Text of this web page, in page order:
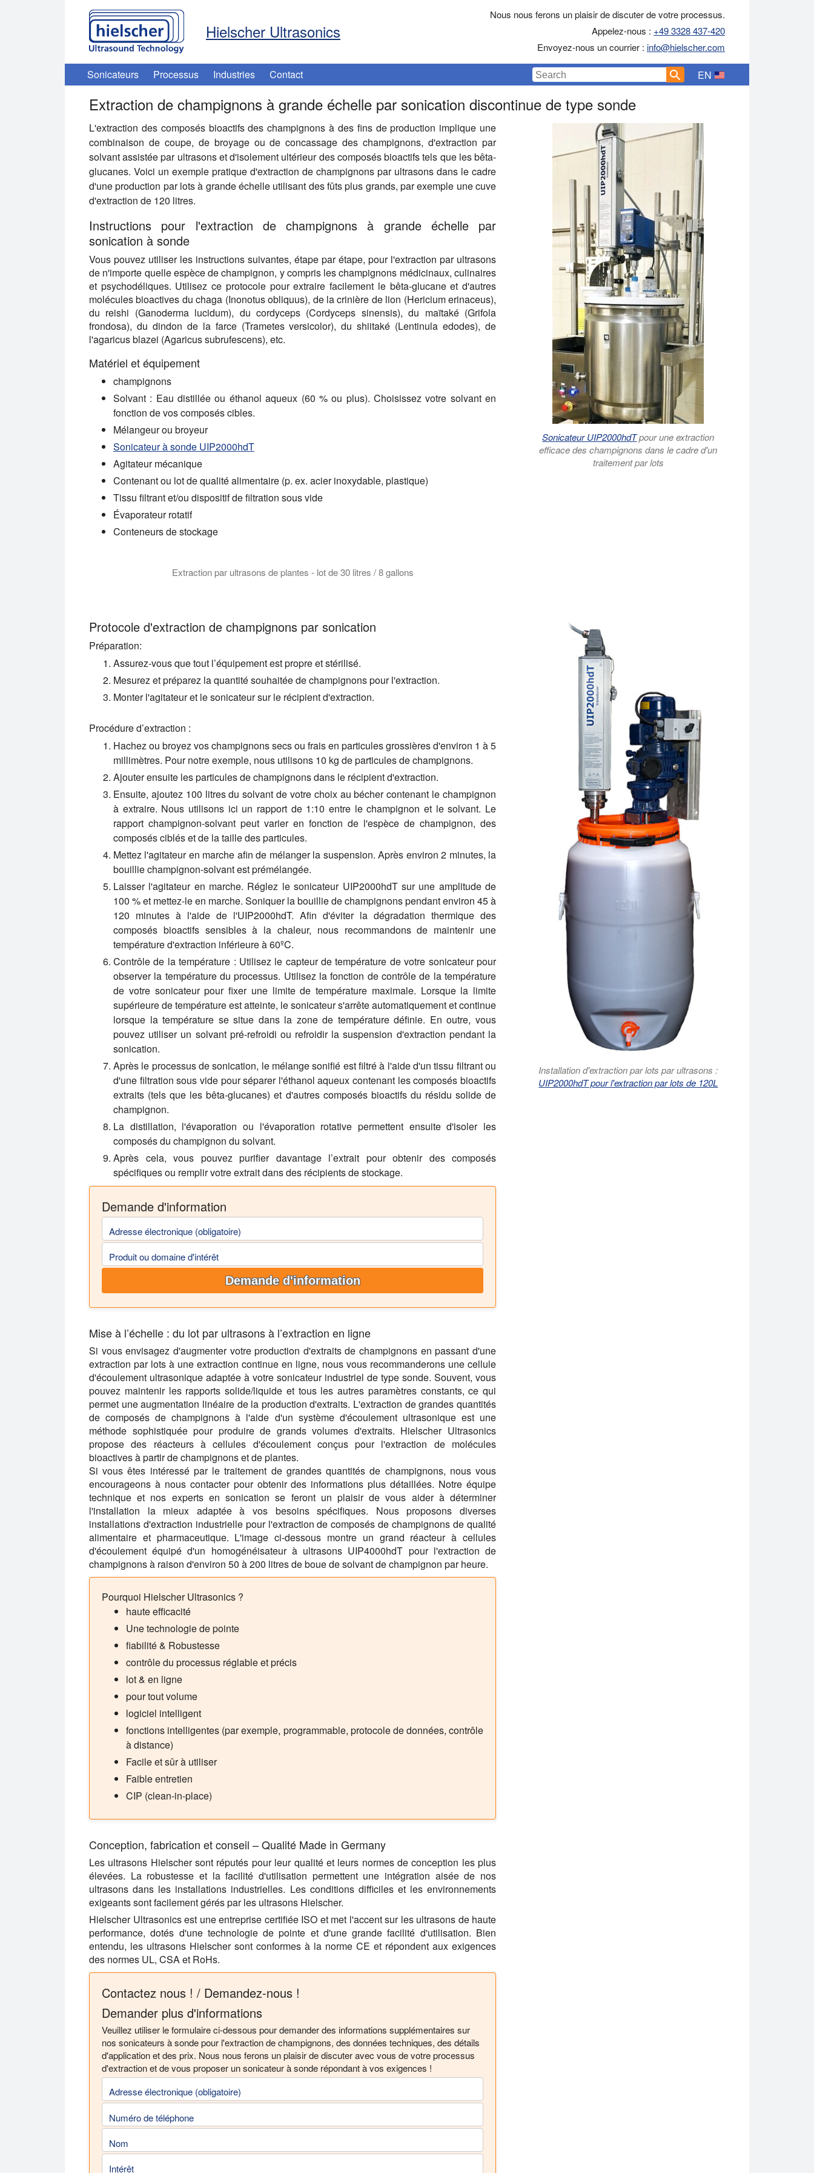
Hielscher Ultrasonics
Nous nous ferons un plaisir de discuter de votre processus.
Appelez-nous : +49 3328 437-420
Envoyez-nous un courrier : info@hielscher.com
Sonicateurs Processus Industries Contact EN
Extraction de champignons à grande échelle par sonication discontinue de type sonde
L'extraction des composés bioactifs des champignons à des fins de production implique une
combinaison de coupe, de broyage ou de concassage des champignons, d'extraction par
solvant assistée par ultrasons et d'isolement ultérieur des composés bioactifs tels que les bêta-
glucanes. Voici un exemple pratique d'extraction de champignons par ultrasons dans le cadre
d'une production par lots à grande échelle utilisant des fûts plus grands, par exemple une cuve
d'extraction de 120 litres.
Instructions pour l'extraction de champignons à grande échelle par
sonication à sonde
Vous pouvez utiliser les instructions suivantes, étape par étape, pour l'extraction par ultrasons
de n'importe quelle espèce de champignon, y compris les champignons médicinaux, culinaires
et psychodéliques. Utilisez ce protocole pour extraire facilement le bêta-glucane et d'autres
molécules bioactives du chaga (Inonotus obliquus), de la crinière de lion (Hericium erinaceus),
du reishi (Ganoderma lucidum), du cordyceps (Cordyceps sinensis), du maïtaké (Grifola
frondosa), du dindon de la farce (Trametes versicolor), du shiitaké (Lentinula edodes), de
l'agaricus blazei (Agaricus subrufescens), etc.
Matériel et équipement
champignons
Solvant : Eau distillée ou éthanol aqueux (60 % ou plus). Choisissez votre solvant en
fonction de vos composés cibles.
Mélangeur ou broyeur
Sonicateur à sonde UIP2000hdT
Agitateur mécanique
Contenant ou lot de qualité alimentaire (p. ex. acier inoxydable, plastique)
Tissu filtrant et/ou dispositif de filtration sous vide
Évaporateur rotatif
Conteneurs de stockage
Extraction par ultrasons de plantes - lot de 30 litres / 8 gallons
Sonicateur UIP2000hdTpour une extraction
efficace des champignons dans le cadre d'un
traitement par lots
Protocole d'extraction de champignons par sonication
Préparation:
Assurez-vous que tout l’équipement est propre et stérilisé.
Mesurez et préparez la quantité souhaitée de champignons pour l'extraction.
Monter l'agitateur et le sonicateur sur le récipient d'extraction.
Procédure d’extraction :
Hachez ou broyez vos champignons secs ou frais en particules grossières d'environ 1 à 5
millimètres. Pour notre exemple, nous utilisons 10 kg de particules de champignons.
Ajouter ensuite les particules de champignons dans le récipient d'extraction.
Ensuite, ajoutez 100 litres du solvant de votre choix au bécher contenant le champignon
à extraire. Nous utilisons ici un rapport de 1:10 entre le champignon et le solvant. Le
rapport champignon-solvant peut varier en fonction de l'espèce de champignon, des
composés ciblés et de la taille des particules.
Mettez l'agitateur en marche afin de mélanger la suspension. Après environ 2 minutes, la
bouillie champignon-solvant est prémélangée.
Laisser l'agitateur en marche. Réglez le sonicateur UIP2000hdT sur une amplitude de
100 % et mettez-le en marche. Soniquer la bouillie de champignons pendant environ 45 à
120 minutes à l'aide de l'UIP2000hdT. Afin d'éviter la dégradation thermique des
composés bioactifs sensibles à la chaleur, nous recommandons de maintenir une
température d'extraction inférieure à 60ºC.
Contrôle de la température : Utilisez le capteur de température de votre sonicateur pour
observer la température du processus. Utilisez la fonction de contrôle de la température
de votre sonicateur pour fixer une limite de température maximale. Lorsque la limite
supérieure de température est atteinte, le sonicateur s'arrête automatiquement et continue
lorsque la température se situe dans la zone de température définie. En outre, vous
pouvez utiliser un solvant pré-refroidi ou refroidir la suspension d'extraction pendant la
sonication.
Après le processus de sonication, le mélange sonifié est filtré à l'aide d'un tissu filtrant ou
d'une filtration sous vide pour séparer l'éthanol aqueux contenant les composés bioactifs
extraits (tels que les bêta-glucanes) et d'autres composés bioactifs du résidu solide de
champignon.
La distillation, l'évaporation ou l'évaporation rotative permettent ensuite d'isoler les
composés du champignon du solvant.
Après cela, vous pouvez purifier davantage l’extrait pour obtenir des composés
spécifiques ou remplir votre extrait dans des récipients de stockage.
Demande d'information
Adresse électronique (obligatoire)
Produit ou domaine d'intérêt
Demande d'information
Mise à l’échelle : du lot par ultrasons à l’extraction en ligne
Si vous envisagez d'augmenter votre production d'extraits de champignons en passant d'une
extraction par lots à une extraction continue en ligne, nous vous recommanderons une cellule
d'écoulement ultrasonique adaptée à votre sonicateur industriel de type sonde. Souvent, vous
pouvez maintenir les rapports solide/liquide et tous les autres paramètres constants, ce qui
permet une augmentation linéaire de la production d'extraits. L'extraction de grandes quantités
de composés de champignons à l'aide d'un système d'écoulement ultrasonique est une
méthode sophistiquée pour produire de grands volumes d'extraits. Hielscher Ultrasonics
propose des réacteurs à cellules d'écoulement conçus pour l'extraction de molécules
bioactives à partir de champignons et de plantes.
Si vous êtes intéressé par le traitement de grandes quantités de champignons, nous vous
encourageons à nous contacter pour obtenir des informations plus détaillées. Notre équipe
technique et nos experts en sonication se feront un plaisir de vous aider à déterminer
l'installation la mieux adaptée à vos besoins spécifiques. Nous proposons diverses
installations d'extraction industrielle pour l'extraction de composés de champignons de qualité
alimentaire et pharmaceutique. L'image ci-dessous montre un grand réacteur à cellules
d'écoulement équipé d'un homogénéisateur à ultrasons UIP4000hdT pour l'extraction de
champignons à raison d'environ 50 à 200 litres de boue de solvant de champignon par heure.
Pourquoi Hielscher Ultrasonics ?
haute efficacité
Une technologie de pointe
fiabilité & Robustesse
contrôle du processus réglable et précis
lot & en ligne
pour tout volume
logiciel intelligent
fonctions intelligentes (par exemple, programmable, protocole de données, contrôle
à distance)
Facile et sûr à utiliser
Faible entretien
CIP (clean-in-place)
Conception, fabrication et conseil – Qualité Made in Germany
Les ultrasons Hielscher sont réputés pour leur qualité et leurs normes de conception les plus
élevées. La robustesse et la facilité d'utilisation permettent une intégration aisée de nos
ultrasons dans les installations industrielles. Les conditions difficiles et les environnements
exigeants sont facilement gérés par les ultrasons Hielscher.
Hielscher Ultrasonics est une entreprise certifiée ISO et met l'accent sur les ultrasons de haute
performance, dotés d'une technologie de pointe et d'une grande facilité d'utilisation. Bien
entendu, les ultrasons Hielscher sont conformes à la norme CE et répondent aux exigences
des normes UL, CSA et RoHs.
Contactez nous ! / Demandez-nous !
Demander plus d'informations
Veuillez utiliser le formulaire ci-dessous pour demander des informations supplémentaires sur
nos sonicateurs à sonde pour l'extraction de champignons, des données techniques, des détails
d'application et des prix. Nous nous ferons un plaisir de discuter avec vous de votre processus
d'extraction et de vous proposer un sonicateur à sonde répondant à vos exigences !
Adresse électronique (obligatoire)
Numéro de téléphone
Nom
Intérêt
Installation d'extraction par lots par ultrasons :
UIP2000hdT pour l'extraction par lots de 120L